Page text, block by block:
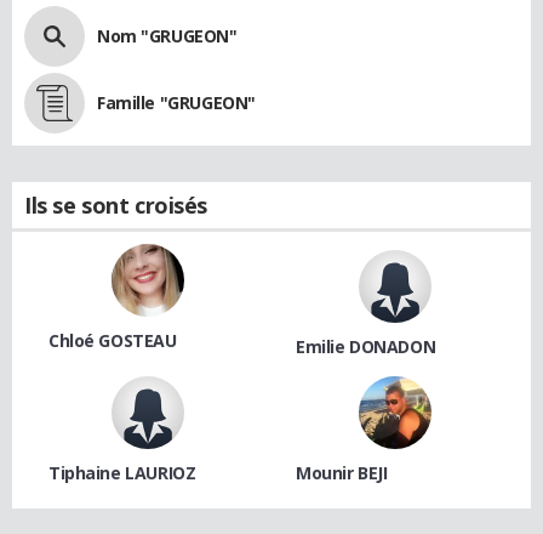
Nom "GRUGEON"
Famille "GRUGEON"
Ils se sont croisés
Chloé GOSTEAU Emilie DONADON
Tiphaine LAURIOZ Mounir BEJI